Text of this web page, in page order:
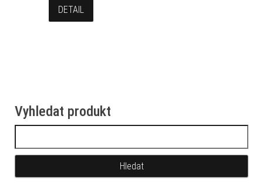
DETAIL
Vyhledat produkt